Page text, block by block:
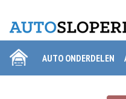
AUTO ONDERDELEN